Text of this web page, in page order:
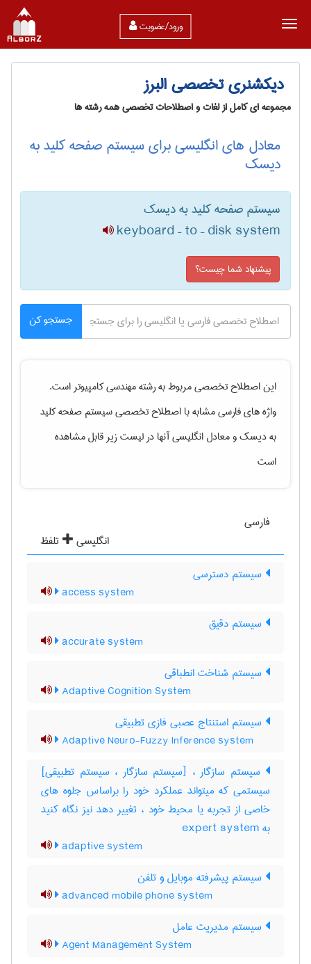
ورود/عضویت
دیکشنری تخصصی البرز
مجموعه ای کامل از لغات و اصطلاحات تخصصی همه رشته ها
معادل های انگلیسی برای سیستم صفحه کلید به
دیسک
سیستم صفحه کلید به دیسک
keyboard – to – disk system
پیشنهاد شما چیست؟
جستجو کن
این اصطلاح تخصصی مربوط به رشتهمهندسی كامپيوتراست.
واژه های فارسی مشابه با اصطلاح تخصصیسیستم صفحه کلید
به دیسکو معادل انگلیسی آنها در لیست زیر قابل مشاهده
است
فارسی
انگلیسی
تلفظ
سیستم دسترسی
access system
سیستم دقیق
accurate system
سیستم شناخت انطباقی
Adaptive Cognition System
سیستم استنتاج عصبی فازی تطبیقی
Adaptive Neuro-Fuzzy Inference system
سیستم سازگار ، [سیستم سازگار ، سیستم تطبیقی]
سیستمی که میتواند عملکرد خود را براساس جلوه های
خاصی از تجربه یا محیط خود ، تغییر دهد نیز نگاه کنید
به ‎ expert system
adaptive system
سیستم پیشرفته موبایل و تلفن
advanced mobile phone system
سیستم مدیریت عامل
Agent Management System